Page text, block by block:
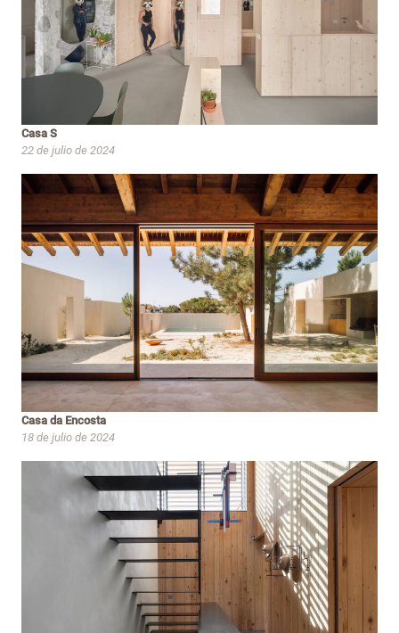
Casa S
22 de julio de 2024
Casa da Encosta
18 de julio de 2024